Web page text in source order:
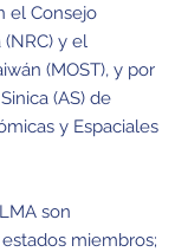
el Consejo
y el
(MOST), y por
(AS) de
y Espaciales
son
miembros;